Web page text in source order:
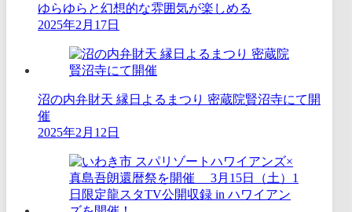
ゆらゆらと幻想的な雰囲気が楽しめる
2025年2月17日
沼の内弁財天 縁日よるまつり 密蔵院賢沼寺にて開
催
2025年2月12日